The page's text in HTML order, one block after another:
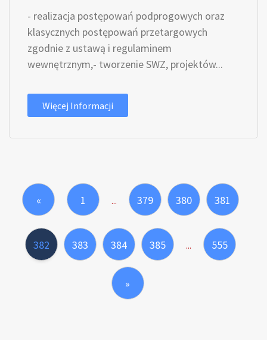
- realizacja postępowań podprogowych oraz
klasycznych postępowań przetargowych
zgodnie z ustawą i regulaminem
wewnętrznym,- tworzenie SWZ, projektów...
Więcej Informacji
« 1 ... 379 380 381
382 383 384 385 ... 555
»